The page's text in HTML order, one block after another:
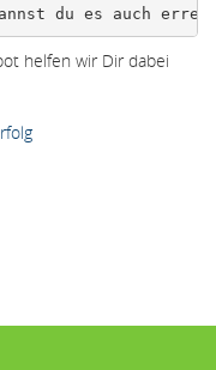
du es auch
helfen wir Dir dabei